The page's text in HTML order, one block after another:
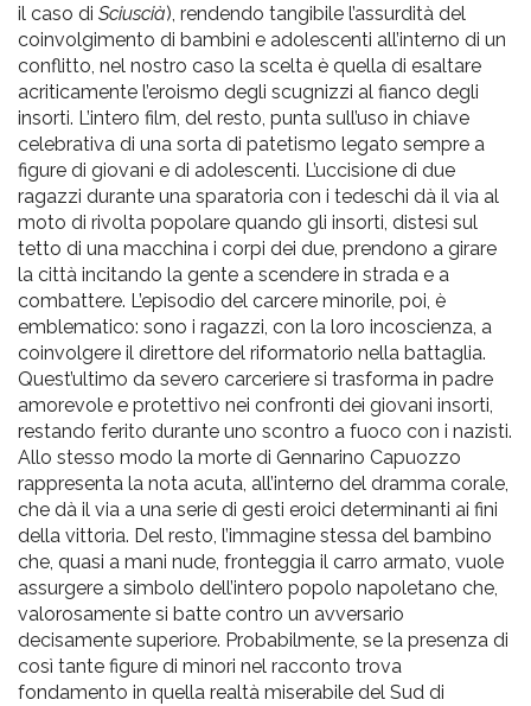
il caso di Sciuscià), rendendo tangibile l’assurdità del
coinvolgimento di bambini e adolescenti all’interno di un
conflitto, nel nostro caso la scelta è quella di esaltare
acriticamente l’eroismo degli scugnizzi al fianco degli
insorti. L’intero film, del resto, punta sull’uso in chiave
celebrativa di una sorta di patetismo legato sempre a
figure di giovani e di adolescenti. L’uccisione di due
ragazzi durante una sparatoria con i tedeschi dà il via al
moto di rivolta popolare quando gli insorti, distesi sul
tetto di una macchina i corpi dei due, prendono a girare
la città incitando la gente a scendere in strada e a
combattere. L’episodio del carcere minorile, poi, è
emblematico: sono i ragazzi, con la loro incoscienza, a
coinvolgere il direttore del riformatorio nella battaglia.
Quest’ultimo da severo carceriere si trasforma in padre
amorevole e protettivo nei confronti dei giovani insorti,
restando ferito durante uno scontro a fuoco con i nazisti.
Allo stesso modo la morte di Gennarino Capuozzo
rappresenta la nota acuta, all’interno del dramma corale,
che dà il via a una serie di gesti eroici determinanti ai fini
della vittoria. Del resto, l’immagine stessa del bambino
che, quasi a mani nude, fronteggia il carro armato, vuole
assurgere a simbolo dell’intero popolo napoletano che,
valorosamente si batte contro un avversario
decisamente superiore. Probabilmente, se la presenza di
così tante figure di minori nel racconto trova
fondamento in quella realtà miserabile del Sud di